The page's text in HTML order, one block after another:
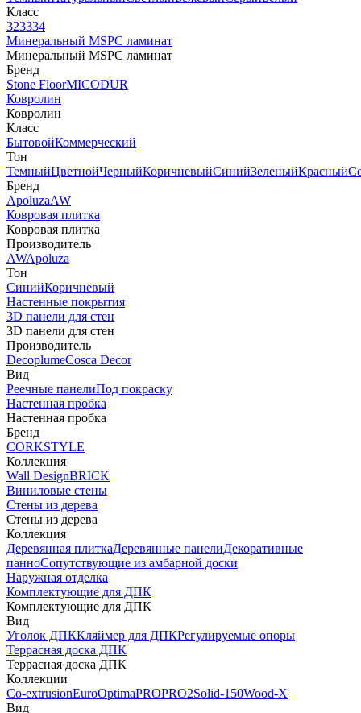
Класс
323334
Минеральный MSPC ламинат
Минеральный MSPC ламинат
Бренд
Stone FloorMICODUR
Ковролин
Ковролин
Класс
БытовойКоммерческий
Тон
ТемныйЦветнойЧерныйКоричневыйСинийЗеленыйКрасный
Бренд
ApoluzaAW
Ковровая плитка
Ковровая плитка
Производитель
AWApoluza
Тон
СинийКоричневый
Настенные покрытия
3D панели для стен
3D панели для стен
Производитель
DecoplumeCosca Decor
Вид
Реечные панелиПод покраску
Настенная пробка
Настенная пробка
Бренд
CORKSTYLE
Коллекция
Wall DesignBRICK
Виниловые стены
Стены из дерева
Стены из дерева
Коллекция
Деревянная плиткаДеревянные панелиДекоративные
панноСопутствующие из амбарной доски
Наружная отделка
Комплектующие для ДПК
Комплектующие для ДПК
Вид
Уголок ДПККляймер для ДПКРегулируемые опоры
Террасная доска ДПК
Террасная доска ДПК
Коллекции
Co-extrusionEuroOptimaPROPRO2Solid-150Wood-X
Вид